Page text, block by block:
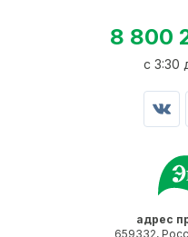
адрес
659332,
8 800
c 3:30